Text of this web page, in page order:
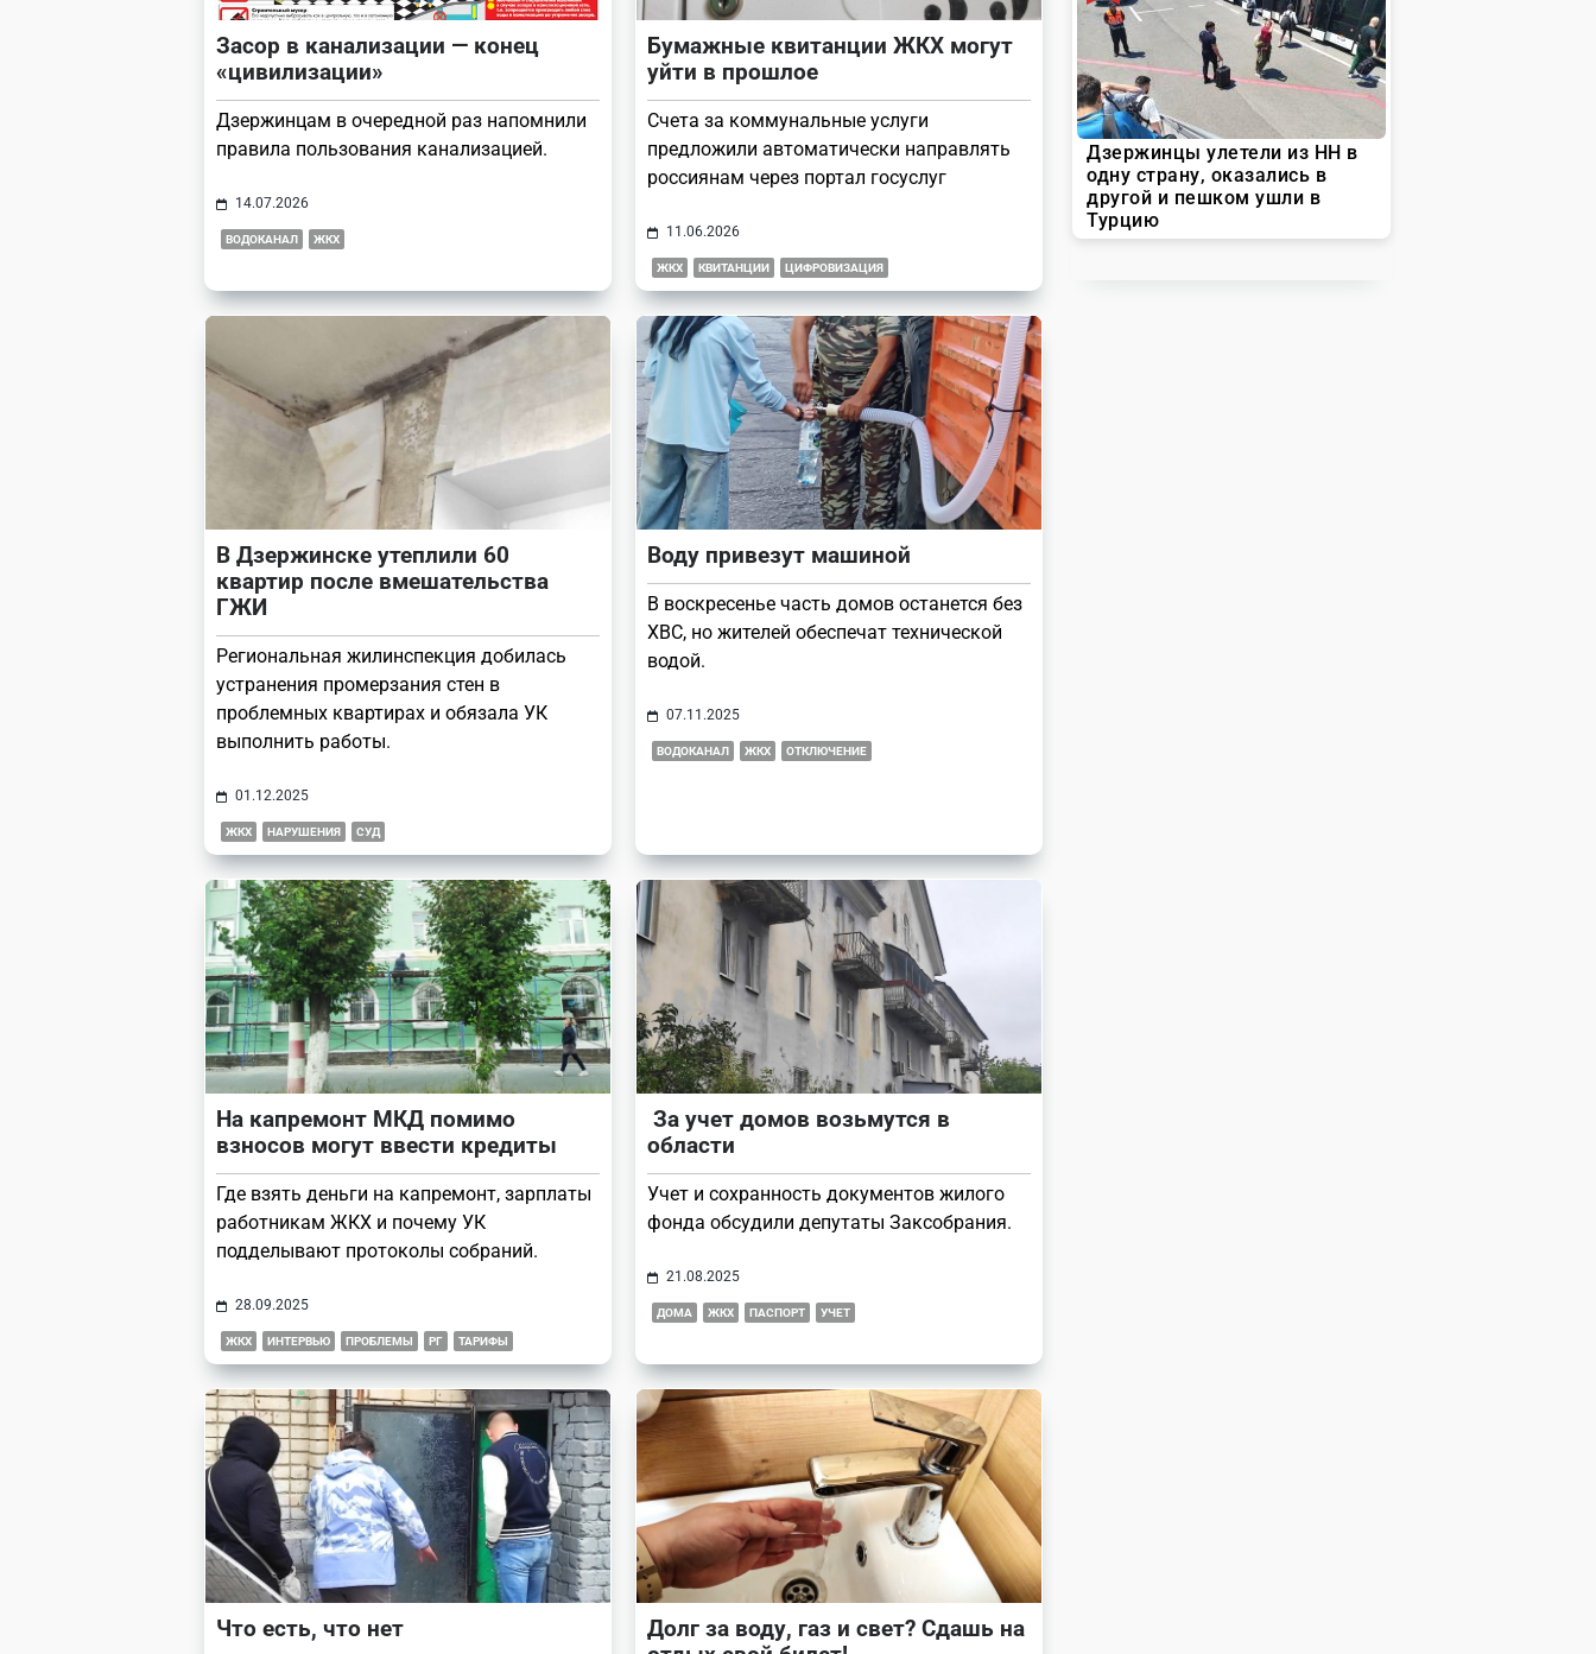
Засор в канализации — конец
«цивилизации»
Дзержинцам в очередной раз напомнили
правила пользования канализацией.
14.07.2026
ВОДОКАНАЛ ЖКХ
Бумажные квитанции ЖКХ могут
уйти в прошлое
Счета за коммунальные услуги
предложили автоматически направлять
россиянам через портал госуслуг
11.06.2026
ЖКХ КВИТАНЦИИ ЦИФРОВИЗАЦИЯ
В Дзержинске утеплили 60
квартир после вмешательства
ГЖИ
Региональная жилинспекция добилась
устранения промерзания стен в
проблемных квартирах и обязала УК
выполнить работы.
01.12.2025
ЖКХ НАРУШЕНИЯ СУД
Воду привезут машиной
В воскресенье часть домов останется без
ХВС, но жителей обеспечат технической
водой.
07.11.2025
ВОДОКАНАЛ ЖКХ ОТКЛЮЧЕНИЕ
На капремонт МКД помимо
взносов могут ввести кредиты
Где взять деньги на капремонт, зарплаты
работникам ЖКХ и почему УК
подделывают протоколы собраний.
28.09.2025
ЖКХ ИНТЕРВЬЮ ПРОБЛЕМЫ РГ ТАРИФЫ
За учет домов возьмутся в
области
Учет и сохранность документов жилого
фонда обсудили депутаты Заксобрания.
21.08.2025
ДОМА ЖКХ ПАСПОРТ УЧЕТ
Что есть, что нет
Долг за воду, газ и свет? Сдашь на